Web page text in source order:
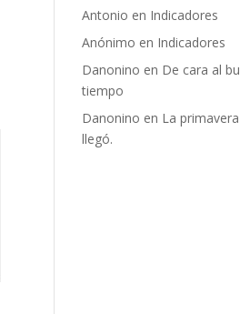
Antonio en Indicadores
Anónimo en Indicadores
Danonino en De cara al
tiempo
Danonino en La
llegó.